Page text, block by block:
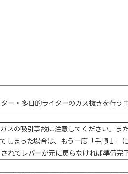
ー・多目的ライターのガス抜きを行う
スの吸引事故に注意してください。ま
しまった場合は、もう一度「手順１」
れてレバーが元に戻らなければ準備完了